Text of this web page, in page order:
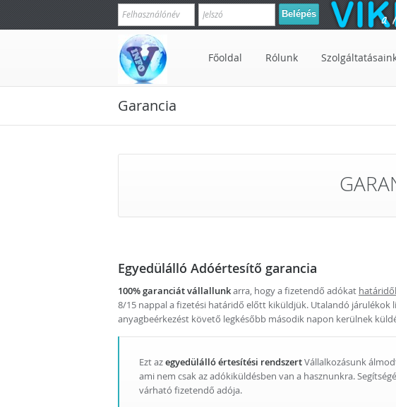
Főoldal Rólunk
Garancia
Egyedülálló Adóértesítő garancia
100% garanciát vállallunkarra, hogy a fizetendő adókat
8/15 nappal a fizetési határidő előtt kiküldjük. Utalandó járulékok
anyagbeérkezést követő legkésőbb második napon kerülnek
Ezt azegyedülálló értesítési rendszertVállalkozásunk
ami nem csak az adókiküldésben van a hasznunkra.
várható fizetendő adója.